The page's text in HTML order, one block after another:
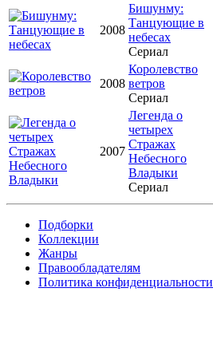
2008
Бишунму:
Танцующие в
небесах
Сериал
2008
Королевство
ветров
Сериал
2007
Легенда о
четырех
Стражах
Небесного
Владыки
Сериал
Подборки
Коллекции
Жанры
Правообладателям
Политика конфиденциальности